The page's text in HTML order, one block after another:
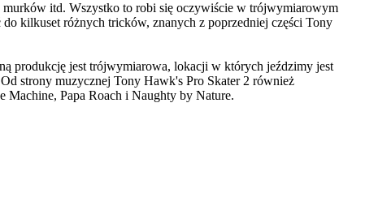
murków itd. Wszystko to robi się oczywiście w trójwymiarowym
kilkuset różnych tricków, znanych z poprzedniej części Tony
produkcję jest trójwymiarowa, lokacji w których jeździmy jest
strony muzycznej Tony Hawk's Pro Skater 2 również
Machine, Papa Roach i Naughty by Nature.